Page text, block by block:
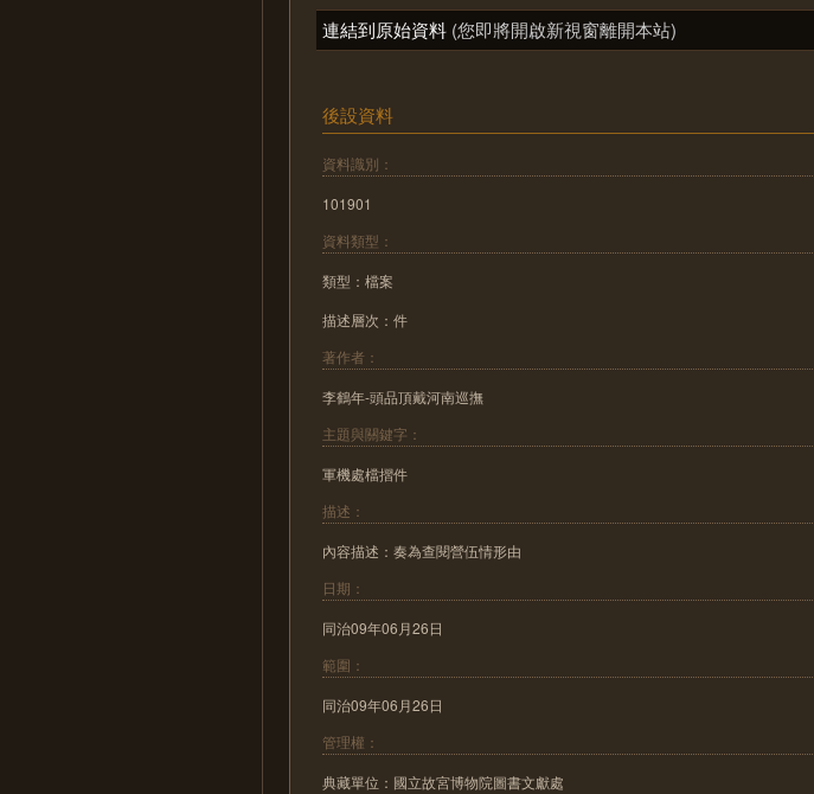
連結到原始資料 (您即將開啟新視窗離開本站)
後設資料
資料識別：
101901
資料類型：
類型：檔案
描述層次：件
著作者：
李鶴年-頭品頂戴河南巡撫
主題與關鍵字：
軍機處檔摺件
描述：
內容描述：奏為查閱營伍情形由
日期：
同治09年06月26日
範圍：
同治09年06月26日
管理權：
典藏單位：國立故宮博物院圖書文獻處